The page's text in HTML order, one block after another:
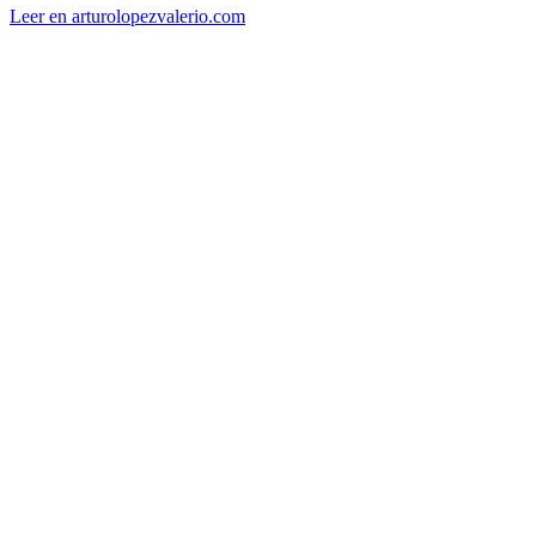
Leer en arturolopezvalerio.com